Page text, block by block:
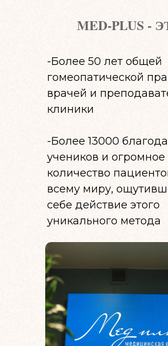
MED-PLUS -
-Более 50 лет общей
гомеопатической
врачей и
клиники
-Более 13000
учеников и огромное
количество
всему миру,
себе действие этого
уникального метода